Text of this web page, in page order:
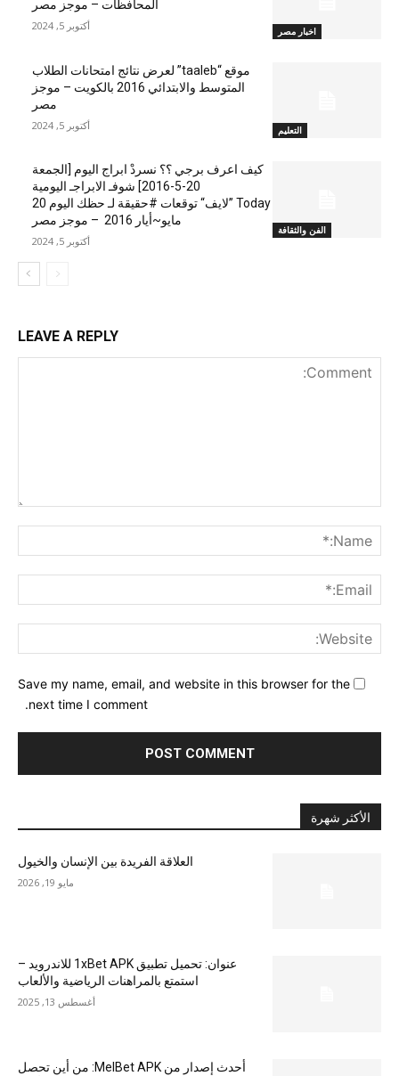
اخبار مصر
المحافظات – موجز مصر
أكتوبر 5, 2024
التعليم
موقع “taaleb” لعرض نتائج امتحانات الطلاب
المتوسط والابتدائي 2016 بالكويت – موجز
مصر
أكتوبر 5, 2024
الفن والثقافة
كيف اعرف برجي ؟؟ نسردْ ابراج اليوم [الجمعة
20-5-2016] شوفـ الابراجـ اليومية
Today ”لايف“ توقعات #حقيقة لـ حظك اليوم 20
مايو~أيار 2016 – موجز مصر
أكتوبر 5, 2024
LEAVE A REPLY
Save my name, email, and website in this browser for the
next time I comment.
الأكثر شهرة
العلاقة الفريدة بين الإنسان والخيول
مايو 19, 2026
عنوان: تحميل تطبيق 1xBet APK للاندرويد –
استمتع بالمراهنات الرياضية والألعاب
أغسطس 13, 2025
أحدث إصدار من MelBet APK: من أين تحصل